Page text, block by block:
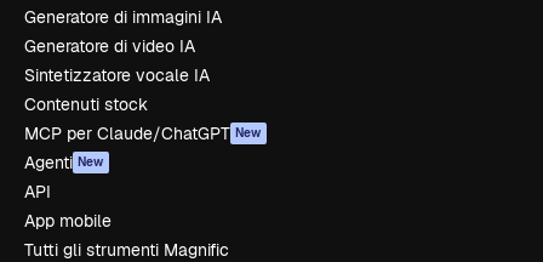
Generatore di immagini IA
Generatore di video IA
Sintetizzatore vocale IA
Contenuti stock
MCP per Claude/ChatGPT New
Agenti New
API
App mobile
Tutti gli strumenti Magnific